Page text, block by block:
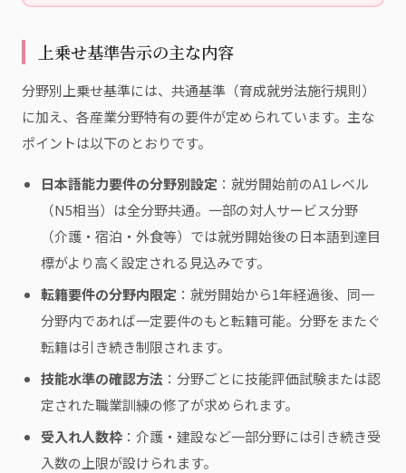
上乗せ基準告示の主な内容
分野別上乗せ基準には、共通基準（育成就労法施行規則）
に加え、各産業分野特有の要件が定められています。主な
ポイントは以下のとおりです。
日本語能力要件の分野別設定 ：就労開始前のA1レベル
（N5相当）は全分野共通。一部の対人サービス分野
（介護・宿泊・外食等）では就労開始後の日本語到達目
標がより高く設定される見込みです。
転籍要件の分野内限定 ：就労開始から1年経過後、同一
分野内であれば一定要件のもと転籍可能。分野をまたぐ
転籍は引き続き制限されます。
技能水準の確認方法 ：分野ごとに技能評価試験または認
定された職業訓練の修了が求められます。
受入れ人数枠 ：介護・建設など一部分野には引き続き受
入数の上限が設けられます。